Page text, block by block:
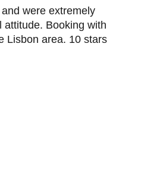
were extremely
Booking with
Lisbon area. 10 stars